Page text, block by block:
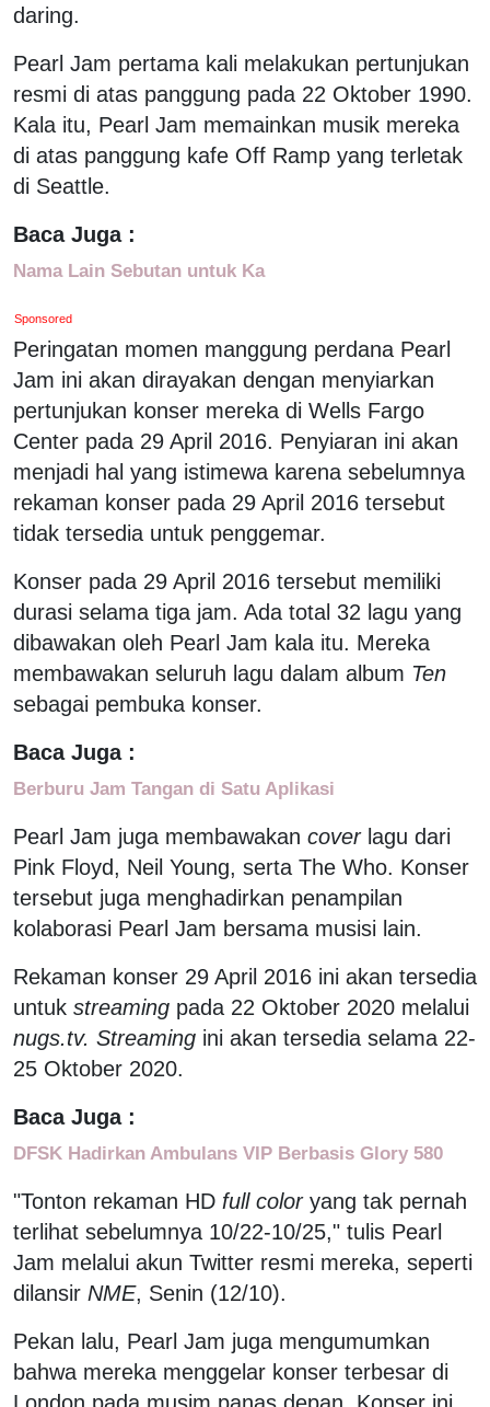
daring.
Pearl Jam pertama kali melakukan pertunjukan
resmi di atas panggung pada 22 Oktober 1990.
Kala itu, Pearl Jam memainkan musik mereka
di atas panggung kafe Off Ramp yang terletak
di Seattle.
Baca Juga :
Nama Lain Sebutan untuk Ka
Sponsored
Peringatan momen manggung perdana Pearl
Jam ini akan dirayakan dengan menyiarkan
pertunjukan konser mereka di Wells Fargo
Center pada 29 April 2016. Penyiaran ini akan
menjadi hal yang istimewa karena sebelumnya
rekaman konser pada 29 April 2016 tersebut
tidak tersedia untuk penggemar.
Konser pada 29 April 2016 tersebut memiliki
durasi selama tiga jam. Ada total 32 lagu yang
dibawakan oleh Pearl Jam kala itu. Mereka
membawakan seluruh lagu dalam album Ten
sebagai pembuka konser.
Baca Juga :
Berburu Jam Tangan di Satu Aplikasi
Pearl Jam juga membawakan coverlagu dari
Pink Floyd, Neil Young, serta The Who. Konser
tersebut juga menghadirkan penampilan
kolaborasi Pearl Jam bersama musisi lain.
Rekaman konser 29 April 2016 ini akan tersedia
untuk streaming pada 22 Oktober 2020 melalui
nugs.tv. Streaming ini akan tersedia selama 22-
25 Oktober 2020.
Baca Juga :
DFSK Hadirkan Ambulans VIP Berbasis Glory 580
"Tonton rekaman HD full coloryang tak pernah
terlihat sebelumnya 10/22-10/25," tulis Pearl
Jam melalui akun Twitter resmi mereka, seperti
dilansir NME, Senin (12/10).
Pekan lalu, Pearl Jam juga mengumumkan
bahwa mereka menggelar konser terbesar di